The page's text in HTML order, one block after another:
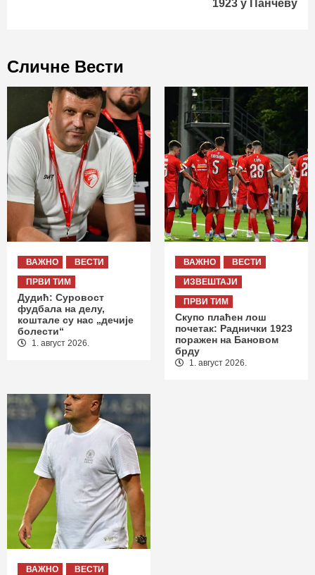
1923 у Панчеву
Сличне Вести
ВАЖНО
ВЕСТИ
ПРВИ ТИМ
Дудић: Суровост
фудбала на делу,
коштале су нас „дечије
болести“
1. август 2026.
ВАЖНО
ВЕСТИ
ИЗВЕШТАЈИ
ПРВИ ТИМ
Скупо плаћен лош
почетак: Раднички 1923
поражен на Бановом
брду
1. август 2026.
ВАЖНО
ВЕСТИ